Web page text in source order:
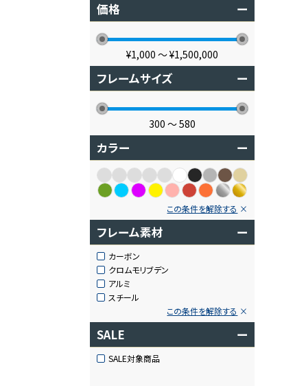
価格 ー
¥1,000 〜¥1,500,000
フレームサイズ ー
300 〜580
カラー ー
この条件を解除する
フレーム素材 ー
カーボン
クロムモリブデン
アルミ
スチール
この条件を解除する
SALE ー
SALE対象商品